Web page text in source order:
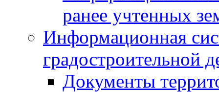
ранее учтенных
Информационная
градостроительной
Документы